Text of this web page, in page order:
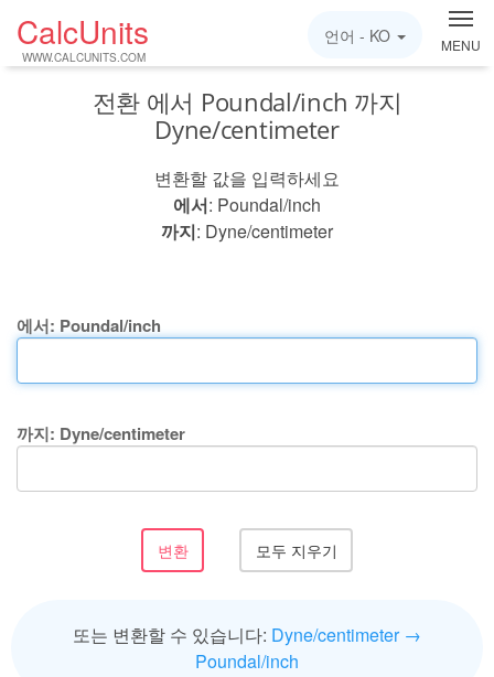
CalcUnits
WWW.CALCUNITS.COM
MENU
언어 - KO
전환 에서 Poundal/inch 까지
Dyne/centimeter
변환할 값을 입력하세요
에서: Poundal/inch
까지: Dyne/centimeter
에서: Poundal/inch
까지: Dyne/centimeter
또는 변환할 수 있습니다: Dyne/centimeter →
Poundal/inch